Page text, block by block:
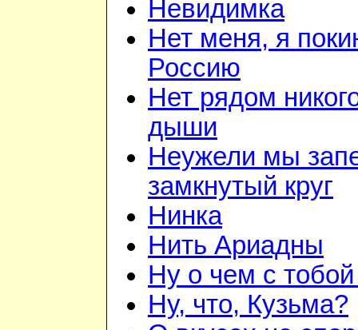
Невидимка
Нет меня, я
Россию
Нет рядом
дыши
Неужели мы
замкнутый круг
Нинка
Нить Ариадны
Ну о чем с тобой
Ну, что, Кузьма?